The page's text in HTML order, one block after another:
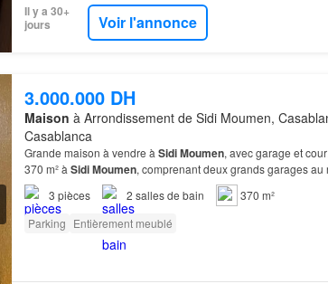
Il y a 30+
jours
Voir l'annonce
3.000.000 DH
Maison à Arrondissement de Sidi Moumen,
Casablanca
Grande maison à vendre à SidiMoumen, avec garage et
370 m² à SidiMoumen, comprenant deux grands garages
3 pièces 2 salles de bain
370 m²
Parking Entièrement meublé